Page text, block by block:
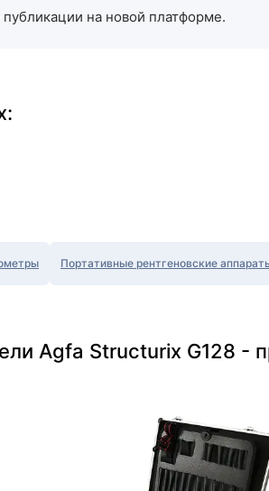
на новой платформе.
Портативные рентгеновские
Agfa Structurix G128 -